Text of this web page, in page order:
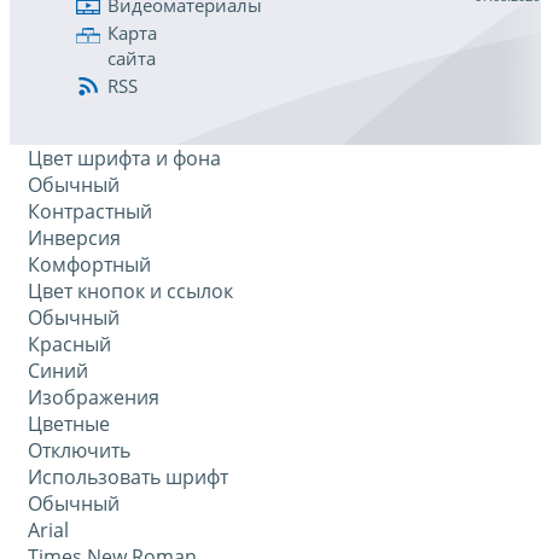
Видеоматериалы
Карта
сайта
RSS
Цвет шрифта и фона
Обычный
Контрастный
Инверсия
Комфортный
Цвет кнопок и ссылок
Обычный
Красный
Синий
Изображения
Цветные
Отключить
Использовать шрифт
Обычный
Arial